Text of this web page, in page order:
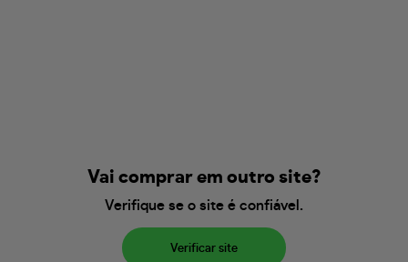
Vai comprar em outro site?
Verifique se o site é confiável.
Verificar site